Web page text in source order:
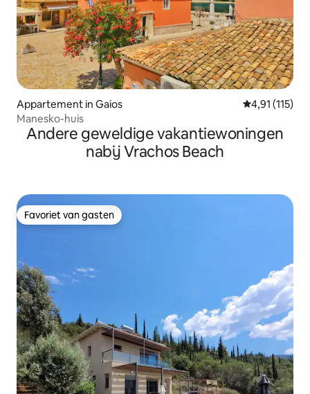
Appartement in Gaios Gemiddelde
4,91 (115)
Manesko-huis
Andere geweldige vakantiewoningen
nabij Vrachos Beach
Favoriet van gasten
Favoriet van gasten